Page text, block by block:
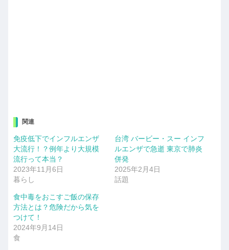
関連
免疫低下でインフルエンザ
大流行！？例年より大規模
流行って本当？
2023年11月6日
暮らし
台湾 バービー・スー インフ
ルエンザで急逝 東京で肺炎
併発
2025年2月4日
話題
食中毒をおこすご飯の保存
方法とは？危険だから気を
つけて！
2024年9月14日
食